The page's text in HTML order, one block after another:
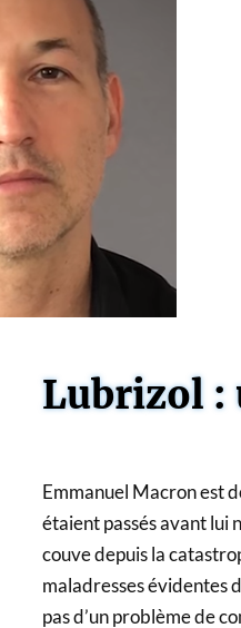
Lubrizol :
Emmanuel Macron est
étaient passés avant lui
couve depuis la
maladresses évidentes
pas d’un problème de